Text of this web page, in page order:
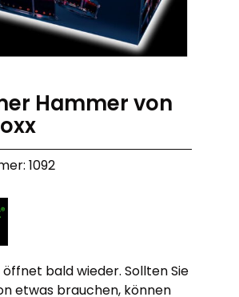
Hammer von
1092
öffnet bald wieder. Sollten Sie
etwas brauchen, können